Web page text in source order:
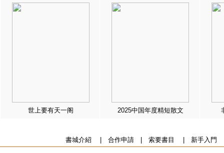
世上要有天一阁 2025中国年度精短散文
書城介紹 合作申請| 索要書目 新手入門